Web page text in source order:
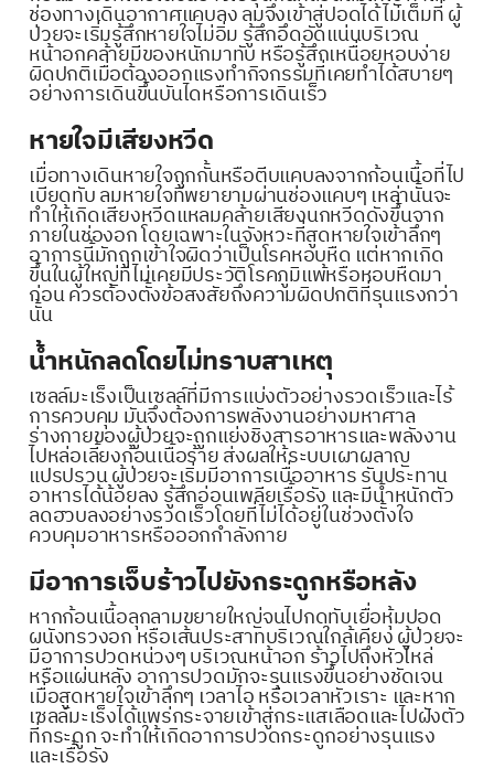
ช่องทางเดินอากาศแคบลง ลมจึงเข้าสู่ปอดได้ไม่เต็มที่ ผู้
ป่วยจะเริ่มรู้สึกหายใจไม่อิ่ม รู้สึกอึดอัดแน่นบริเวณ
หน้าอกคล้ายมีของหนักมาทับ หรือรู้สึกเหนื่อยหอบง่าย
ผิดปกติเมื่อต้องออกแรงทำกิจกรรมที่เคยทำได้สบายๆ
อย่างการเดินขึ้นบันไดหรือการเดินเร็ว
หายใจมีเสียงหวีด
เมื่อทางเดินหายใจถูกกั้นหรือตีบแคบลงจากก้อนเนื้อที่ไป
เบียดทับ ลมหายใจที่พยายามผ่านช่องแคบๆ เหล่านั้นจะ
ทำให้เกิดเสียงหวีดแหลมคล้ายเสียงนกหวีดดังขึ้นจาก
ภายในช่องอก โดยเฉพาะในจังหวะที่สูดหายใจเข้าลึกๆ
อาการนี้มักถูกเข้าใจผิดว่าเป็นโรคหอบหืด แต่หากเกิด
ขึ้นในผู้ใหญ่ที่ไม่เคยมีประวัติโรคภูมิแพ้หรือหอบหืดมา
ก่อน ควรต้องตั้งข้อสงสัยถึงความผิดปกติที่รุนแรงกว่า
นั้น
น้ำหนักลดโดยไม่ทราบสาเหตุ
เซลล์มะเร็งเป็นเซลล์ที่มีการแบ่งตัวอย่างรวดเร็วและไร้
การควบคุม มันจึงต้องการพลังงานอย่างมหาศาล
ร่างกายของผู้ป่วยจะถูกแย่งชิงสารอาหารและพลังงาน
ไปหล่อเลี้ยงก้อนเนื้อร้าย ส่งผลให้ระบบเผาผลาญ
แปรปรวน ผู้ป่วยจะเริ่มมีอาการเบื่ออาหาร รับประทาน
อาหารได้น้อยลง รู้สึกอ่อนเพลียเรื้อรัง และมีน้ำหนักตัว
ลดฮวบลงอย่างรวดเร็วโดยที่ไม่ได้อยู่ในช่วงตั้งใจ
ควบคุมอาหารหรือออกกำลังกาย
มีอาการเจ็บร้าวไปยังกระดูกหรือหลัง
หากก้อนเนื้อลุกลามขยายใหญ่จนไปกดทับเยื่อหุ้มปอด
ผนังทรวงอก หรือเส้นประสาทบริเวณใกล้เคียง ผู้ป่วยจะ
มีอาการปวดหน่วงๆ บริเวณหน้าอก ร้าวไปถึงหัวไหล่
หรือแผ่นหลัง อาการปวดมักจะรุนแรงขึ้นอย่างชัดเจน
เมื่อสูดหายใจเข้าลึกๆ เวลาไอ หรือเวลาหัวเราะ และหาก
เซลล์มะเร็งได้แพร่กระจายเข้าสู่กระแสเลือดและไปฝังตัว
ที่กระดูก จะทำให้เกิดอาการปวดกระดูกอย่างรุนแรง
และเรื้อรัง